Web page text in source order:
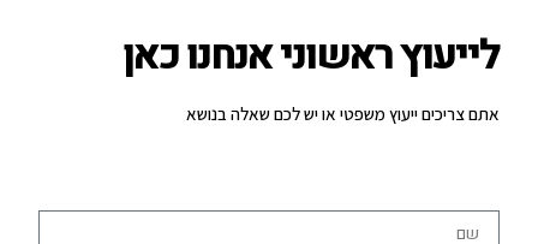
לייעוץ ראשוני אנחנו כאן
אתם צריכים ייעוץ משפטי או יש לכם שאלה בנושא